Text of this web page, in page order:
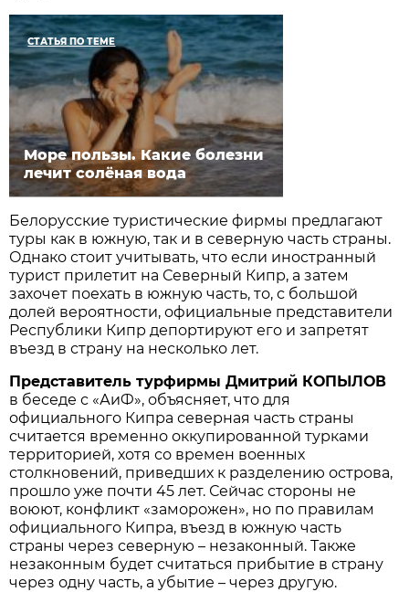
СТАТЬЯ ПО ТЕМЕ
Море пользы. Какие болезни
лечит солёная вода
Белорусские туристические фирмы предлагают
туры как в южную, так и в северную часть страны.
Однако стоит учитывать, что если иностранный
турист прилетит на Северный Кипр, а затем
захочет поехать в южную часть, то, с большой
долей вероятности, официальные представители
Республики Кипр депортируют его и запретят
въезд в страну на несколько лет.
Представитель турфирмы Дмитрий КОПЫЛОВ
в беседе с «АиФ», объясняет, что для
официального Кипра северная часть страны
считается временно оккупированной турками
территорией, хотя со времен военных
столкновений, приведших к разделению острова,
прошло уже почти 45 лет. Сейчас стороны не
воюют, конфликт «заморожен», но по правилам
официального Кипра, въезд в южную часть
страны через северную – незаконный. Также
незаконным будет считаться прибытие в страну
через одну часть, а убытие – через другую.